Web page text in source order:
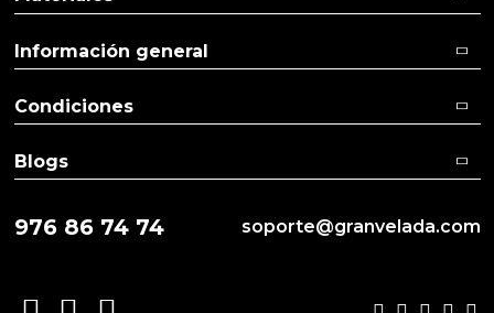
976 86 74 74 soporte@granvelada.com
Información general
Condiciones
Blogs